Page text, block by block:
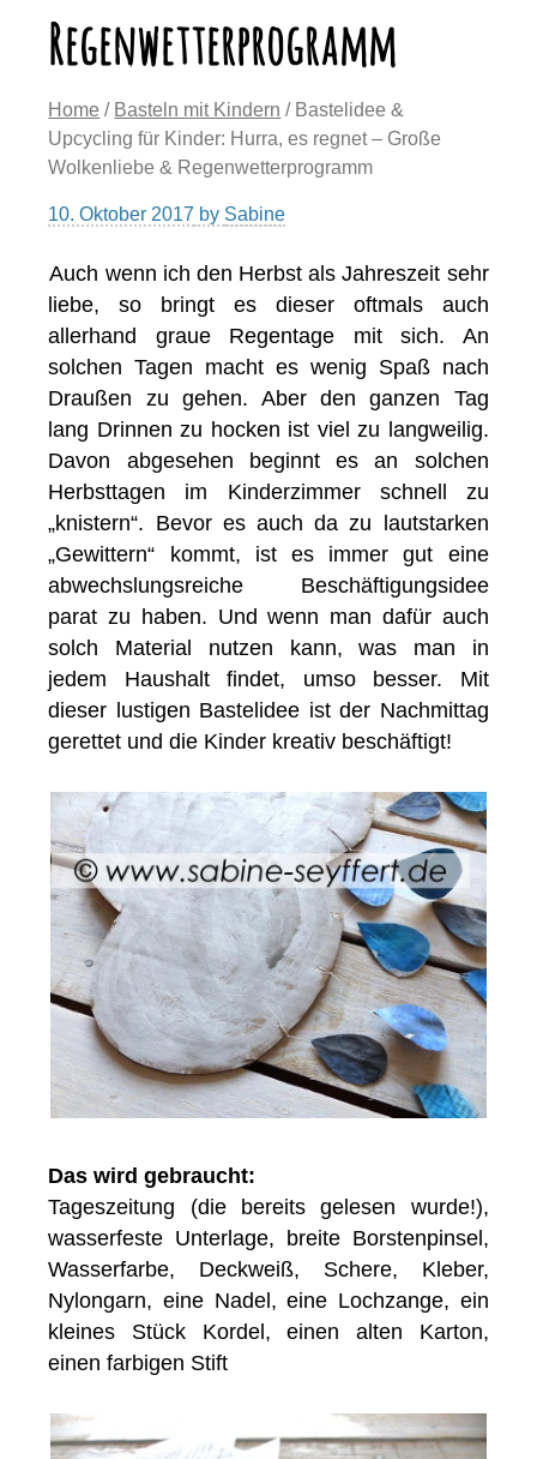
Regenwetterprogramm
Home / Basteln mit Kindern / Bastelidee &
Upcycling für Kinder: Hurra, es regnet – Große
Wolkenliebe & Regenwetterprogramm
10. Oktober 2017 by Sabine
Auch wenn ich den Herbst als Jahreszeit sehr
liebe, so bringt es dieser oftmals auch
allerhand graue Regentage mit sich. An
solchen Tagen macht es wenig Spaß nach
Draußen zu gehen. Aber den ganzen Tag
lang Drinnen zu hocken ist viel zu langweilig.
Davon abgesehen beginnt es an solchen
Herbsttagen im Kinderzimmer schnell zu
„knistern“. Bevor es auch da zu lautstarken
„Gewittern“ kommt, ist es immer gut eine
abwechslungsreiche Beschäftigungsidee
parat zu haben. Und wenn man dafür auch
solch Material nutzen kann, was man in
jedem Haushalt findet, umso besser. Mit
dieser lustigen Bastelidee ist der Nachmittag
gerettet und die Kinder kreativ beschäftigt!
Das wird gebraucht:
Tageszeitung (die bereits gelesen wurde!),
wasserfeste Unterlage, breite Borstenpinsel,
Wasserfarbe, Deckweiß, Schere, Kleber,
Nylongarn, eine Nadel, eine Lochzange, ein
kleines Stück Kordel, einen alten Karton,
einen farbigen Stift